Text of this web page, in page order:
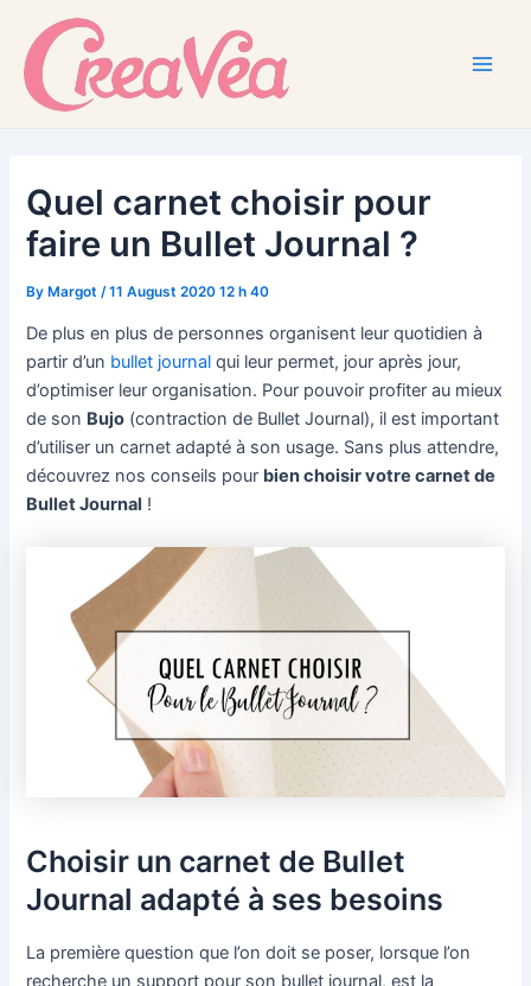
content
Quel carnet choisir pour
faire un Bullet Journal ?
By Margot/11 August 2020 12 h 40
De plus en plus de personnes organisent leur quotidien à
partir d’un bullet journal qui leur permet, jour après jour,
d’optimiser leur organisation. Pour pouvoir profiter au mieux
de son Bujo (contraction de Bullet Journal), il est important
d’utiliser un carnet adapté à son usage. Sans plus attendre,
découvrez nos conseils pour bien choisir votre carnet de
Bullet Journal !
Choisir un carnet de Bullet
Journal adapté à ses besoins
La première question que l’on doit se poser, lorsque l’on